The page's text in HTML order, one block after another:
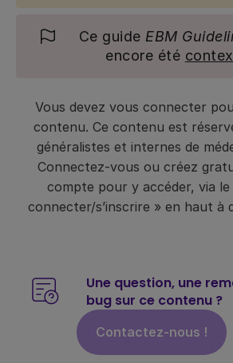
Ce guide EBM
encore été
Vous devez vous connecter
contenu. Ce contenu est
généralistes et internes de
Connectez-vous ou créez
compte pour y accéder, via
connecter/s’inscrire » en haut à
Une question, une
bug sur ce contenu ?
Contactez-nous !